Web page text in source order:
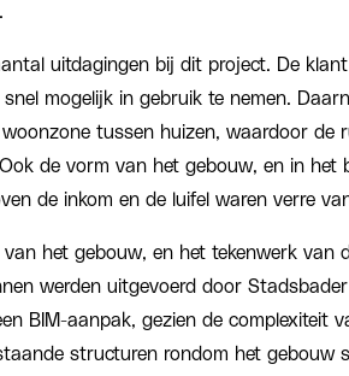
uitdagingen bij dit project. De
mogelijk in gebruik te nemen.
tussen huizen, waardoor de
de vorm van het gebouw, en in het
de inkom en de luifel waren verre
van het gebouw, en het tekenwerk van
werden uitgevoerd door
BIM-aanpak, gezien de complexiteit
structuren rondom het gebouw